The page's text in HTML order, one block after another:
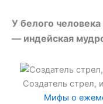
У белого
— индейская
Создатель стрел,
Мифы о